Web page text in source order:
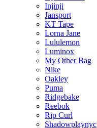
Injinji
Jansport
KT Tape
Lorna Jane
Lululemon
Luminox
My Other Bag
Nike
Oakley
Puma
Ridgebake
Reebok
Rip Curl
Shadowplaynyc